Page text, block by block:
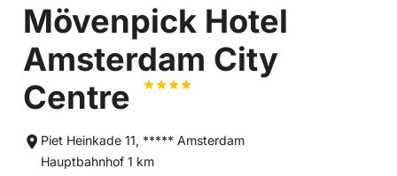
Mövenpick Hotel
Amsterdam City
Centre
Piet Heinkade 11, ***** Amsterdam
Entfernung
Hauptbahnhof 1 km